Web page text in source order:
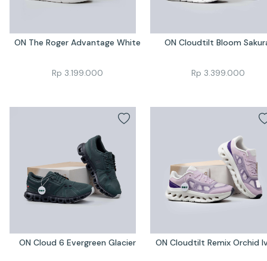
ON The Roger Advantage White
Rp 3.199.000
ON Cloudtilt Bloom
Rp 3.399.000
ON Cloud 6 Evergreen Glacier ON Cloudtilt Remix Orchid